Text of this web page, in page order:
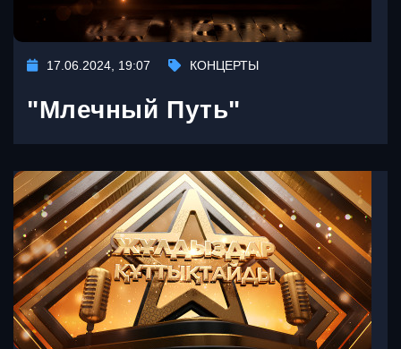
17.06.2024, 19:07 КОНЦЕРТЫ
"Млечный Путь"